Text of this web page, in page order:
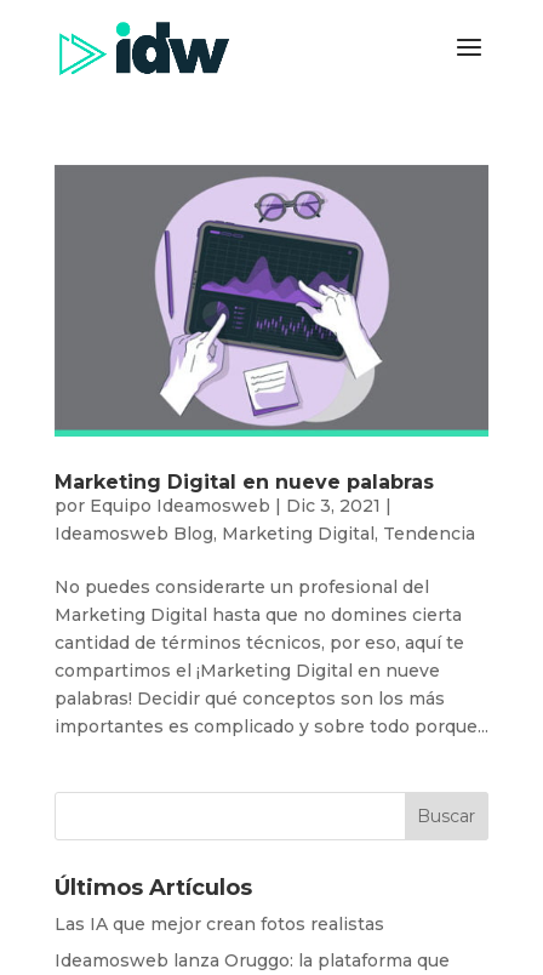
Marketing Digital en nueve palabras
por Equipo Ideamosweb | Dic 3, 2021 |
Ideamosweb Blog, Marketing Digital, Tendencia
No puedes considerarte un profesional del
Marketing Digital hasta que no domines cierta
cantidad de términos técnicos, por eso, aquí te
compartimos el ¡Marketing Digital en nueve
palabras! Decidir qué conceptos son los más
importantes es complicado y sobre todo porque...
Últimos Artículos
Las IA que mejor crean fotos realistas
Ideamosweb lanza Oruggo: la plataforma que